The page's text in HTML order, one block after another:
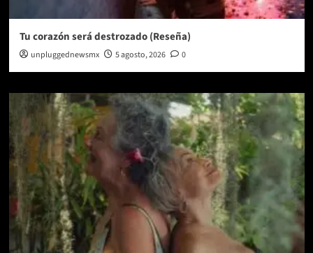
Tu corazón será destrozado (Reseña)
unpluggednewsmx 5 agosto, 2026 0